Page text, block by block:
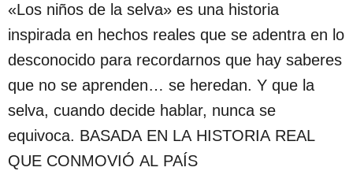
«Los niños de la selva» es una historia
inspirada en hechos reales que se adentra en lo
desconocido para recordarnos que hay saberes
que no se aprenden… se heredan. Y que la
selva, cuando decide hablar, nunca se
equivoca. BASADA EN LA HISTORIA REAL
QUE CONMOVIÓ AL PAÍS